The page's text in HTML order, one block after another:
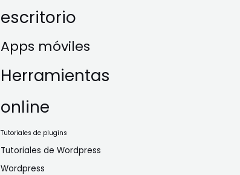
escritorio
Apps móviles
Herramientas
online
Tutoriales de plugins
Tutoriales de Wordpress
Wordpress